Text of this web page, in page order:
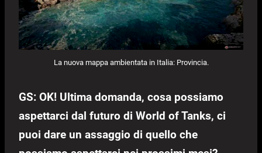
La nuova mappa ambientata in Italia: Provincia.
GS: OK! Ultima domanda, cosa possiamo
aspettarci dal futuro di World of Tanks, ci
puoi dare un assaggio di quello che